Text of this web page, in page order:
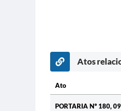
Atos
Ato
PORTARIA Nº 180,